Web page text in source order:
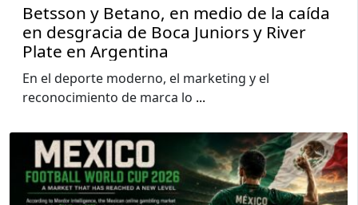
Betsson y Betano, en medio de la caída
en desgracia de Boca Juniors y River
Plate en Argentina
En el deporte moderno, el marketing y el
reconocimiento de marca lo ...